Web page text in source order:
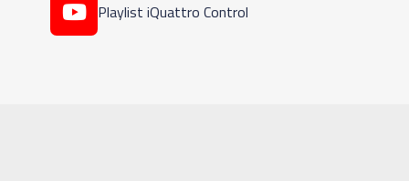
Playlist iQuattro Control